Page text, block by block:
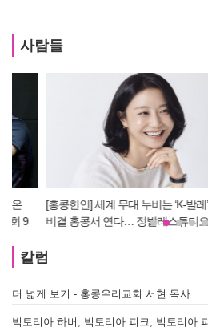
사람들
[홍콩한인] 세계 무대 누비는 ‘K-발레’
비결 홍콩서 연다… 정발레스튜디오
[홍
럴
칼럼
더 넓게 보기 - 홍콩우리교회 서현 목사